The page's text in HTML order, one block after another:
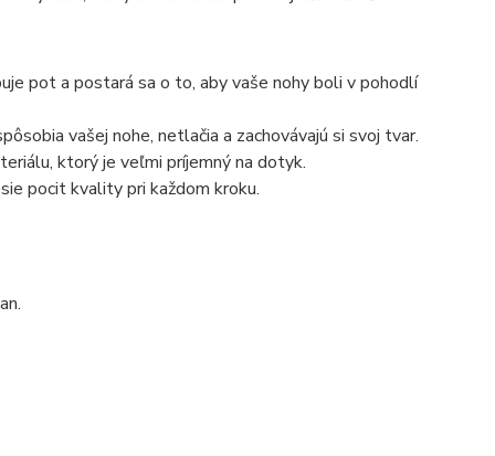
pot a postará sa o to, aby vaše nohy boli v pohodlí
vašej nohe, netlačia a zachovávajú si svoj tvar.
ktorý je veľmi príjemný na dotyk.
pocit kvality pri každom kroku.